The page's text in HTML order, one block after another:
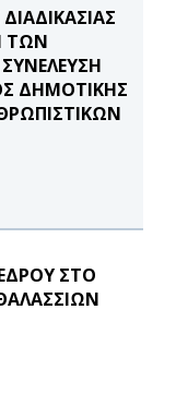
ΤΩΝ
ΔΗΜΟΤΙΚΗΣ
ΣΤΟ